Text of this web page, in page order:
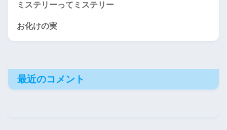
ミステリーってミステリー
お化けの実
最近のコメント